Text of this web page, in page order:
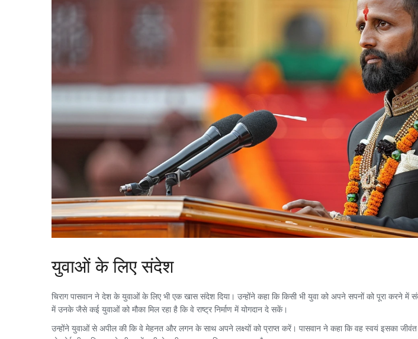
युवाओं के लिए संदेश
चिराग पासवान ने देश के युवाओं के लिए भी एक खास संदेश दिया। उन्होंने कहा कि किसी भी युवा को अपने सपनों को पूरा करने में
में उनके जैसे कई युवाओं को मौका मिल रहा है कि वे राष्ट्र निर्माण में योगदान दे सकें।
उन्होंने युवाओं से अपील की कि वे मेहनत और लगन के साथ अपने लक्ष्यों को प्राप्त करें। पासवान ने कहा कि वह स्वयं इसका जीवंत